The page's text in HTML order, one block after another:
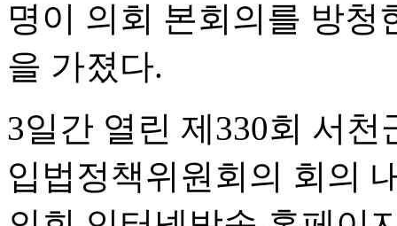
명이 의회 본회의를 방
을 가졌다.
3일간 열린 제330회 서
입법정책위원회의 회의